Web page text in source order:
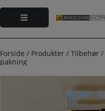
indholdet
Forside / Produkter / Tilbehør /
pakning